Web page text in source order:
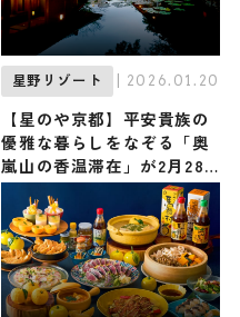
星野リゾート | 2026.01.20
【星のや京都】平安貴族の
優雅な暮らしをなぞる「奥
嵐山の香温滞在」が2月28
日まで開催中！ 食事・薬
湯・香りから … 平安時代の
京都を感じよう